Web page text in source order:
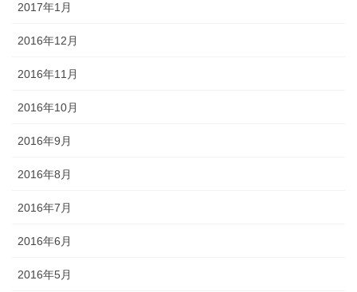
2017年1月
2016年12月
2016年11月
2016年10月
2016年9月
2016年8月
2016年7月
2016年6月
2016年5月